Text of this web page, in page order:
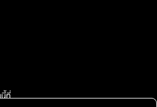
ที่